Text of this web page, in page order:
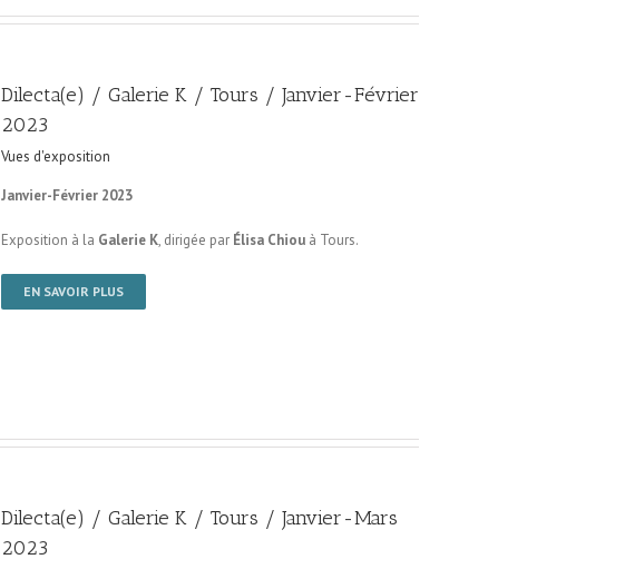
Dilecta(e) / Galerie K / Tours / Janvier-Février
2023
Vues d'exposition
Janvier-Février 2023
Exposition à la Galerie K, dirigée par Élisa Chiou à Tours.
EN SAVOIR PLUS
Dilecta(e) / Galerie K / Tours / Janvier-Mars
2023